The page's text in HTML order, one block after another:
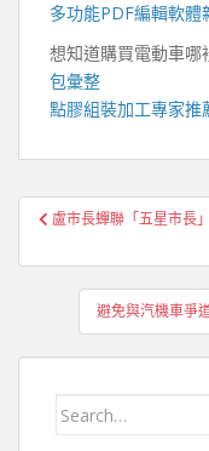
多功能PDF編輯軟體
想知道購買電動車哪
包彙整
點膠組裝加工專家推
文
導
盧市長蟬聯「五星市長
避免與汽機車爭
Search